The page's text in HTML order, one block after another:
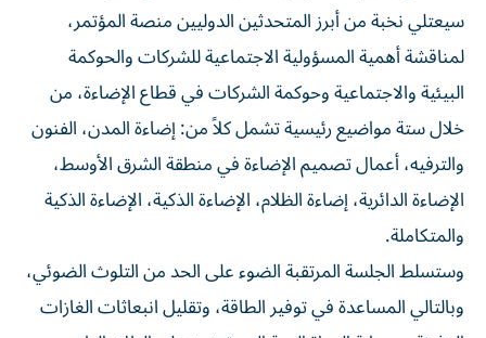
سيعتلي نخبة من أبرز المتحدثين الدوليين منصة المؤتمر،
لمناقشة أهمية المسؤولية الاجتماعية للشركات والحوكمة
البيئية والاجتماعية وحوكمة الشركات في قطاع الإضاءة، من
خلال ستة مواضيع رئيسية تشمل كلاً من: إضاءة المدن، الفنون
والترفيه، أعمال تصميم الإضاءة في منطقة الشرق الأوسط،
الإضاءة الدائرية، إضاءة الظلام، الإضاءة الذكية، الإضاءة الذكية
والمتكاملة.
وستسلط الجلسة المرتقبة الضوء على الحد من التلوث الضوئي،
وبالتالي المساعدة في توفير الطاقة، وتقليل انبعاثات الغازات